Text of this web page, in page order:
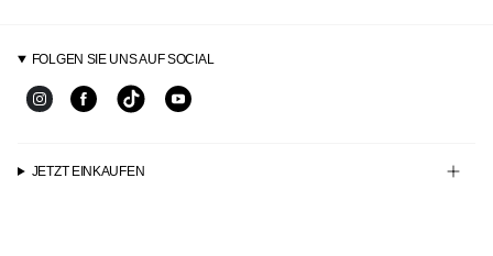
FOLGEN SIE UNS AUF SOCIAL
InstagramFacebook TikTok YouTube
JETZT EINKAUFEN